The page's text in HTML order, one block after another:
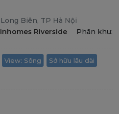
Biên, TP Hà Nội
Riverside
Phân khu:
View: Sông Sở hữu lâu dài